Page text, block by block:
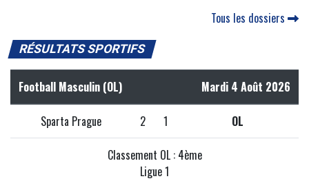
Tous les dossiers
RÉSULTATS SPORTIFS
Football Masculin (OL) Mardi 4 Août 2026
Sparta Prague 2 1 OL
Classement OL : 4ème
Ligue 1